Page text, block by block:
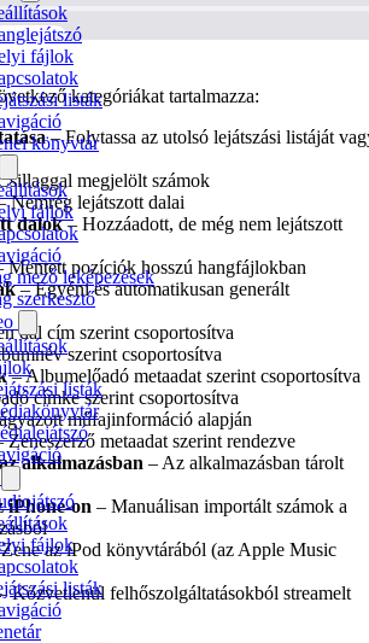
fájlok
listák
könyvtár
fájlok
mező leképezések
szerkesztő
listák
fájlok
listák
kategóriákat tartalmazza:
– Folytassa az utolsó lejátszási listáját
megjelölt számok
Nemrég lejátszott dalai
dalok– Hozzáadott, de még nem lejátszott
Mentett pozíciók hosszú hangfájlokban
– Egyéni és automatikusan generált
dal cím szerint csoportosítva
szerint csoportosítva
– Albumelőadó metaadat szerint csoportosítva
címke szerint csoportosítva
műfajinformáció alapján
metaadat szerint rendezve
alkalmazásban – Az alkalmazásban tárolt
iPhone-on – Manuálisan importált számok a
az iPod könyvtárából (az Apple Music
Közvetlenül felhőszolgáltatásokból streamelt